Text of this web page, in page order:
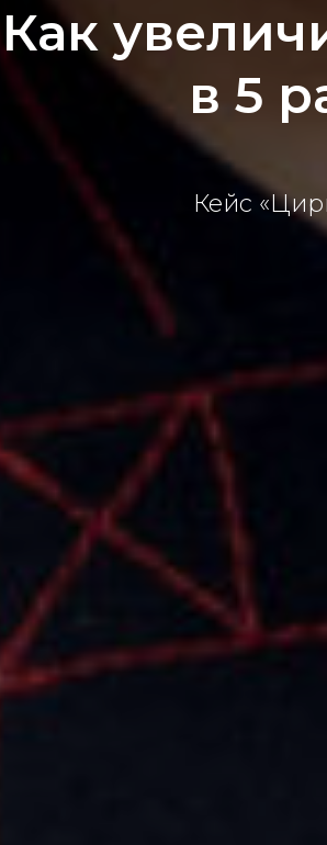
Как
в 5
Кейс